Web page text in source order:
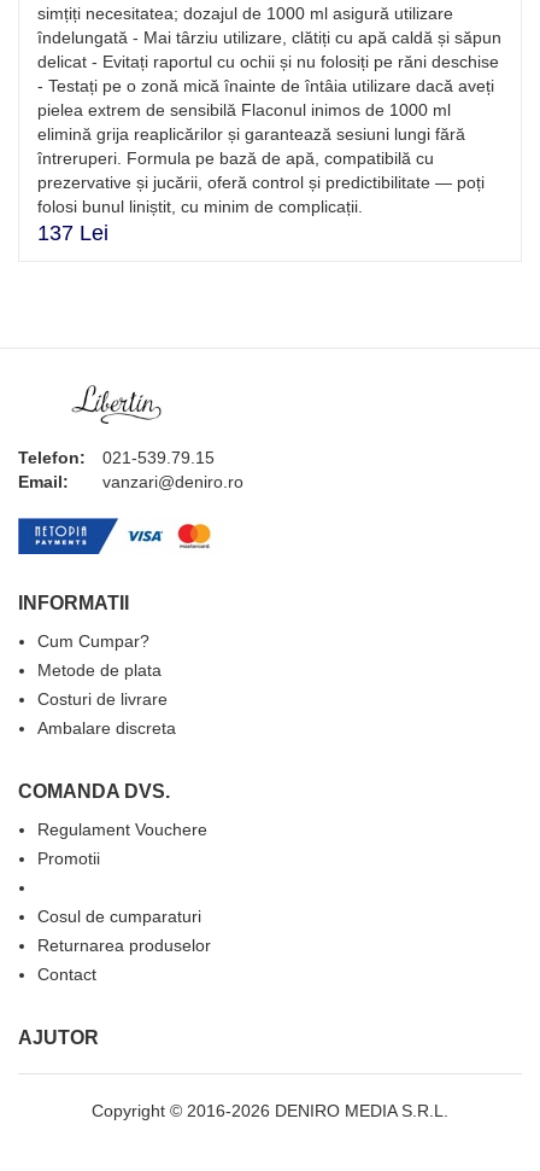
simțiți necesitatea; dozajul de 1000 ml asigură utilizare
îndelungată - Mai târziu utilizare, clătiți cu apă caldă și săpun
delicat - Evitați raportul cu ochii și nu folosiți pe răni deschise
- Testați pe o zonă mică înainte de întâia utilizare dacă aveți
pielea extrem de sensibilă Flaconul inimos de 1000 ml
elimină grija reaplicărilor și garantează sesiuni lungi fără
întreruperi. Formula pe bază de apă, compatibilă cu
prezervative și jucării, oferă control și predictibilitate — poți
folosi bunul liniștit, cu minim de complicații.
137 Lei
Telefon:
021-539.79.15
Email:
vanzari@deniro.ro
INFORMATII
Cum Cumpar?
Metode de plata
Costuri de livrare
Ambalare discreta
COMANDA DVS.
Regulament Vouchere
Promotii
Cosul de cumparaturi
Returnarea produselor
Contact
AJUTOR
Copyright © 2016-2026 DENIRO MEDIA S.R.L.